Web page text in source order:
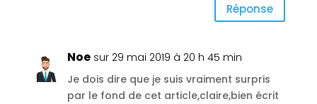
Réponse
Noe sur 29 mai 2019 à 20 h 45 min
Je dois dire que je suis vraiment surpris
par le fond de cet article,claire,bien écrit